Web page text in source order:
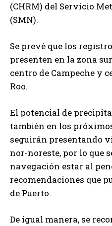
(CHRM) del Servicio
(SMN).
Se prevé que los
presenten en la zona
centro de Campeche y
Roo.
El potencial de
también en los
seguirán presentando
nor-noreste, por lo que
navegación estar al
recomendaciones que
de Puerto.
De igual manera, se